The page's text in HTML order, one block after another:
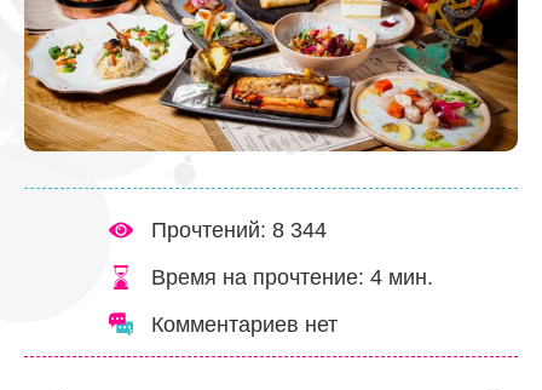
Прочтений: 8 344
Время на прочтение: 4 мин.
Комментариев нет